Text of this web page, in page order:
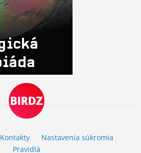
BIRDZ
Kontakty
Nastavenia súkromia
Pravidlá